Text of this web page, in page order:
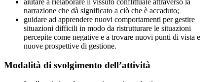
aiutare a rielaborare il vissuto conflittuale attraverso la
narrazione che dà significato a ciò che è accaduto;
guidare ad apprendere nuovi comportamenti per gestire
situazioni difficili in modo da ristrutturare le situazioni
percepite come negative e a trovare nuovi punti di vista e
nuove prospettive di gestione.
Modalità di svolgimento dell’attività